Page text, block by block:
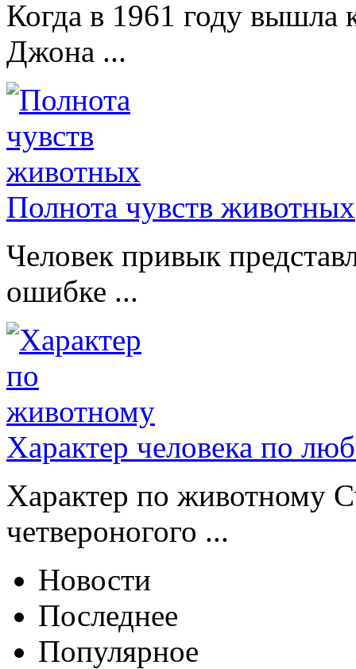
Когда в 1961 году вышла
Джона ...
Полнота чувств животных
Человек привык
ошибке ...
Характер человека по
Характер по животному
четвероногого ...
Новости
Последнее
Популярное